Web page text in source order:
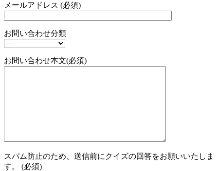
メールアドレス (必須)
お問い合わせ分類
お問い合わせ本文(必須)
スパム防止のため、送信前にクイズの回答をお願いいたしま
す。 (必須)